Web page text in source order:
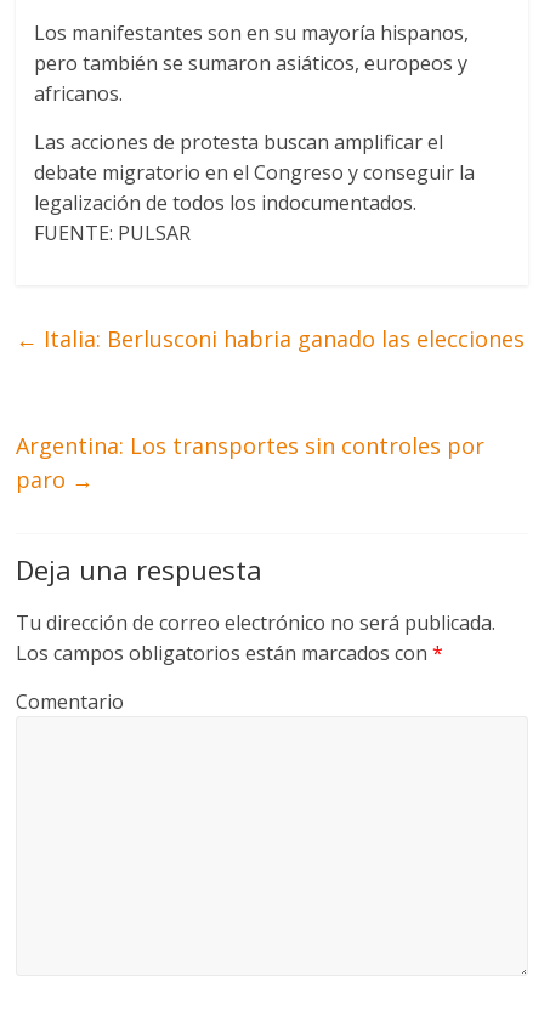
Los manifestantes son en su mayoría hispanos,
pero también se sumaron asiáticos, europeos y
africanos.
Las acciones de protesta buscan amplificar el
debate migratorio en el Congreso y conseguir la
legalización de todos los indocumentados.
FUENTE: PULSAR
← Italia: Berlusconi habria ganado las elecciones
Argentina: Los transportes sin controles por
paro →
Deja una respuesta
Tu dirección de correo electrónico no será publicada.
Los campos obligatorios están marcados con*
Comentario